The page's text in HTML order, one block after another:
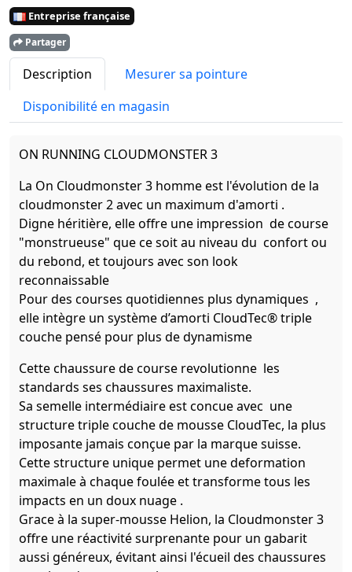
Entreprise française
Partager
Description
Mesurer sa pointure
Disponibilité en magasin
ON RUNNING CLOUDMONSTER 3
La On Cloudmonster 3 homme est l'évolution de la
cloudmonster 2 avec un maximum d'amorti .
Digne héritière, elle offre une impression de course
"monstrueuse" que ce soit au niveau du confort ou
du rebond, et toujours avec son look
reconnaissable
Pour des courses quotidiennes plus dynamiques ,
elle intègre un système d’amorti CloudTec® triple
couche pensé pour plus de dynamisme
Cette chaussure de course revolutionne les
standards ses chaussures maximaliste.
Sa semelle intermédiaire est concue avec une
structure triple couche de mousse CloudTec, la plus
imposante jamais conçue par la marque suisse.
Cette structure unique permet une deformation
maximale à chaque foulée et transforme tous les
impacts en un doux nuage .
Grace à la super-mousse Helion, la Cloudmonster 3
offre une réactivité surprenante pour un gabarit
aussi généreux, évitant ainsi l'écueil des chaussures